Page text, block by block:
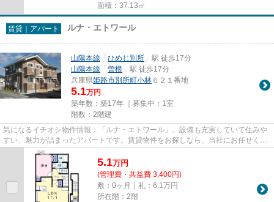
面積：37.13㎡
賃貸｜アパート ルナ・エトワール
山陽本線 「ひめじ別所 」駅 徒歩17分
山陽本線 「曽根 」駅 徒歩17分
兵庫県姫路市別所町小林 ６２１番地
5.1万円
築年数：築17年 ｜募集中： 1室
階数：2階建
気になるイチオシ物件情報：「ルナ・エトワール」。設備も充実していて住みや
すい、魅力が詰まったアパートです。賃貸物件をお探しなら、当社にお任せくだ
さい。当社は、賃貸物件を豊...
5.1万円
(管理費・共益費 3,400円)
敷：0ヶ月｜礼：6.1万円
所在階：2階